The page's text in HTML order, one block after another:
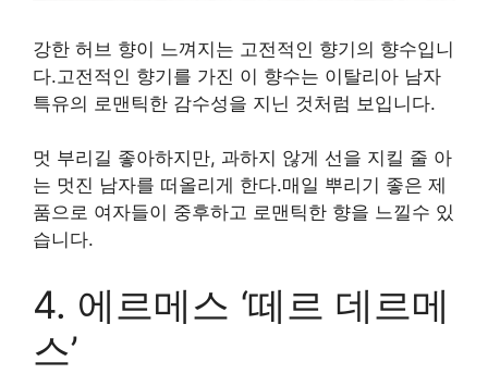
강한 허브 향이 느껴지는 고전적인 향기의 향수입니
다.고전적인 향기를 가진 이 향수는 이탈리아 남자
특유의 로맨틱한 감수성을 지닌 것처럼 보입니다.
멋 부리길 좋아하지만, 과하지 않게 선을 지킬 줄 아
는 멋진 남자를 떠올리게 한다.매일 뿌리기 좋은 제
품으로 여자들이 중후하고 로맨틱한 향을 느낄수 있
습니다.
4. 에르메스 ‘떼르 데르메
스’